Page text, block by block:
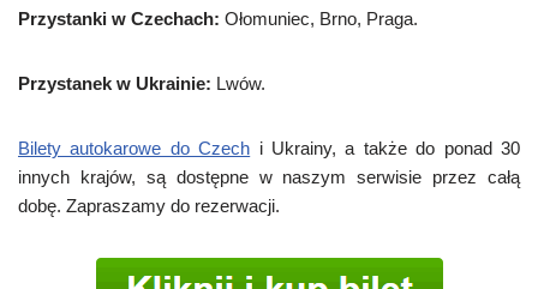
Przystanki w Czechach: Ołomuniec, Brno, Praga.
Przystanek w Ukrainie: Lwów.
Bilety autokarowe do Czech i Ukrainy, a także do ponad 30
innych krajów, są dostępne w naszym serwisie przez całą
dobę. Zapraszamy do rezerwacji.